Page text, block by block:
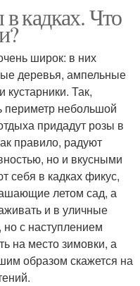
кадках. Что
широк: в них
деревья, ампельные
Так,
периметр небольшой
придадут розы в
правило, радуют
но и вкусными
себя в кадках фикус,
летом сад, а
и в уличные
с наступлением
на место зимовки, а
образом скажется на